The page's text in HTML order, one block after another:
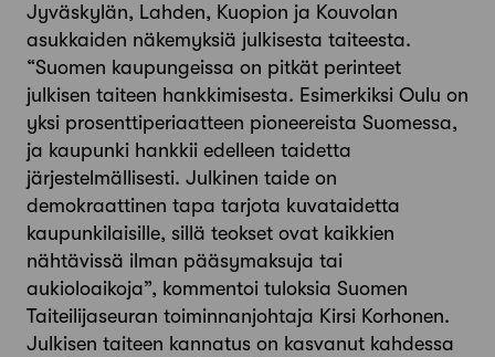
Jyväskylän, Lahden, Kuopion ja Kouvolan
asukkaiden näkemyksiä julkisesta taiteesta.
“Suomen kaupungeissa on pitkät perinteet
julkisen taiteen hankkimisesta. Esimerkiksi Oulu on
yksi prosenttiperiaatteen pioneereista Suomessa,
ja kaupunki hankkii edelleen taidetta
järjestelmällisesti. Julkinen taide on
demokraattinen tapa tarjota kuvataidetta
kaupunkilaisille, sillä teokset ovat kaikkien
nähtävissä ilman pääsymaksuja tai
aukioloaikoja”, kommentoi tuloksia Suomen
Taiteilijaseuran toiminnanjohtaja Kirsi Korhonen.
Julkisen taiteen kannatus on kasvanut kahdessa